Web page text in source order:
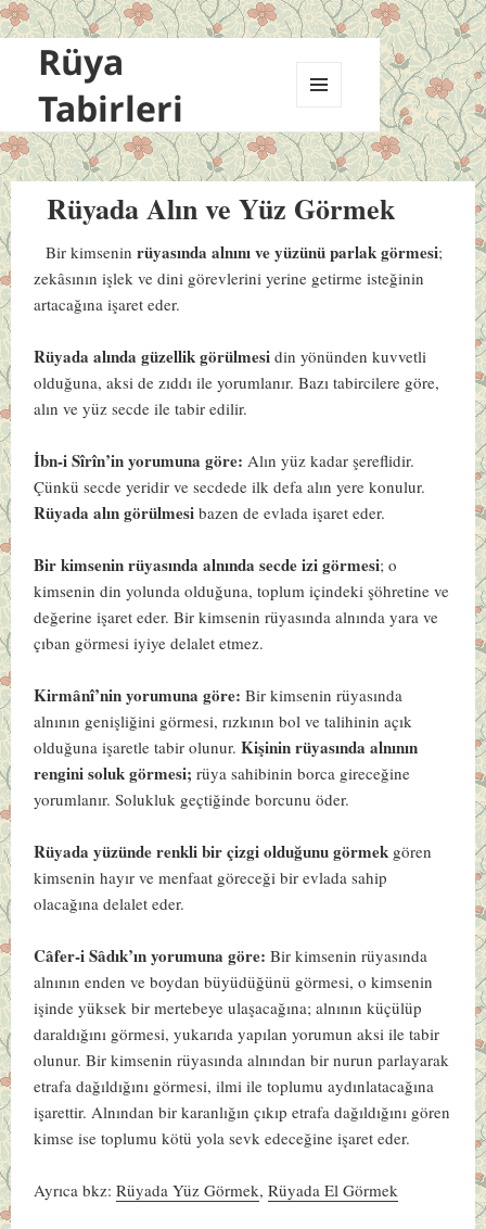
Rüya
Tabirleri
VE
BILEŞENLER
Rüyada Alın ve Yüz Görmek
Bir kimseninrüyasında alnını ve yüzünü parlak görmesi;
zekâsının işlek ve dini görevlerini yerine getirme isteğinin
artacağına işaret eder.
Rüyada alında güzellik görülmesi din yönünden kuvvetli
olduğuna, aksi de zıddı ile yorumlanır. Bazı tabircilere göre,
alın ve yüz secde ile tabir edilir.
İbn-i Sîrîn’in yorumuna göre: Alın yüz kadar şereflidir.
Çünkü secde yeridir ve secdede ilk defa alın yere konulur.
Rüyada alın görülmesibazen de evlada işaret eder.
Bir kimsenin rüyasında alnında secde izi görmesi; o
kimsenin din yolunda olduğuna, toplum içindeki şöhretine ve
değerine işaret eder. Bir kimsenin rüyasında alnında yara ve
çıban görmesi iyiye delalet etmez.
Kirmânî’nin yorumuna göre: Bir kimsenin rüyasında
alnının genişliğini görmesi, rızkının bol ve talihinin açık
olduğuna işaretle tabir olunur.Kişinin rüyasında alnının
rengini soluk görmesi; rüya sahibinin borca gireceğine
yorumlanır. Solukluk geçtiğinde borcunu öder.
Rüyada yüzünde renkli bir çizgi olduğunu görmek gören
kimsenin hayır ve menfaat göreceği bir evlada sahip
olacağına delalet eder.
Câfer-i Sâdık’ın yorumuna göre: Bir kimsenin rüyasında
alnının enden ve boydan büyüdüğünü görmesi, o kimsenin
işinde yüksek bir mertebeye ulaşacağına; alnının küçülüp
daraldığını görmesi, yukarıda yapılan yorumun aksi ile tabir
olunur. Bir kimsenin rüyasında alnından bir nurun parlayarak
etrafa dağıldığını görmesi, ilmi ile toplumu aydınlatacağına
işarettir. Alnından bir karanlığın çıkıp etrafa dağıldığını gören
kimse ise toplumu kötü yola sevk edeceğine işaret eder.
Ayrıca bkz:Rüyada Yüz Görmek,Rüyada El Görmek